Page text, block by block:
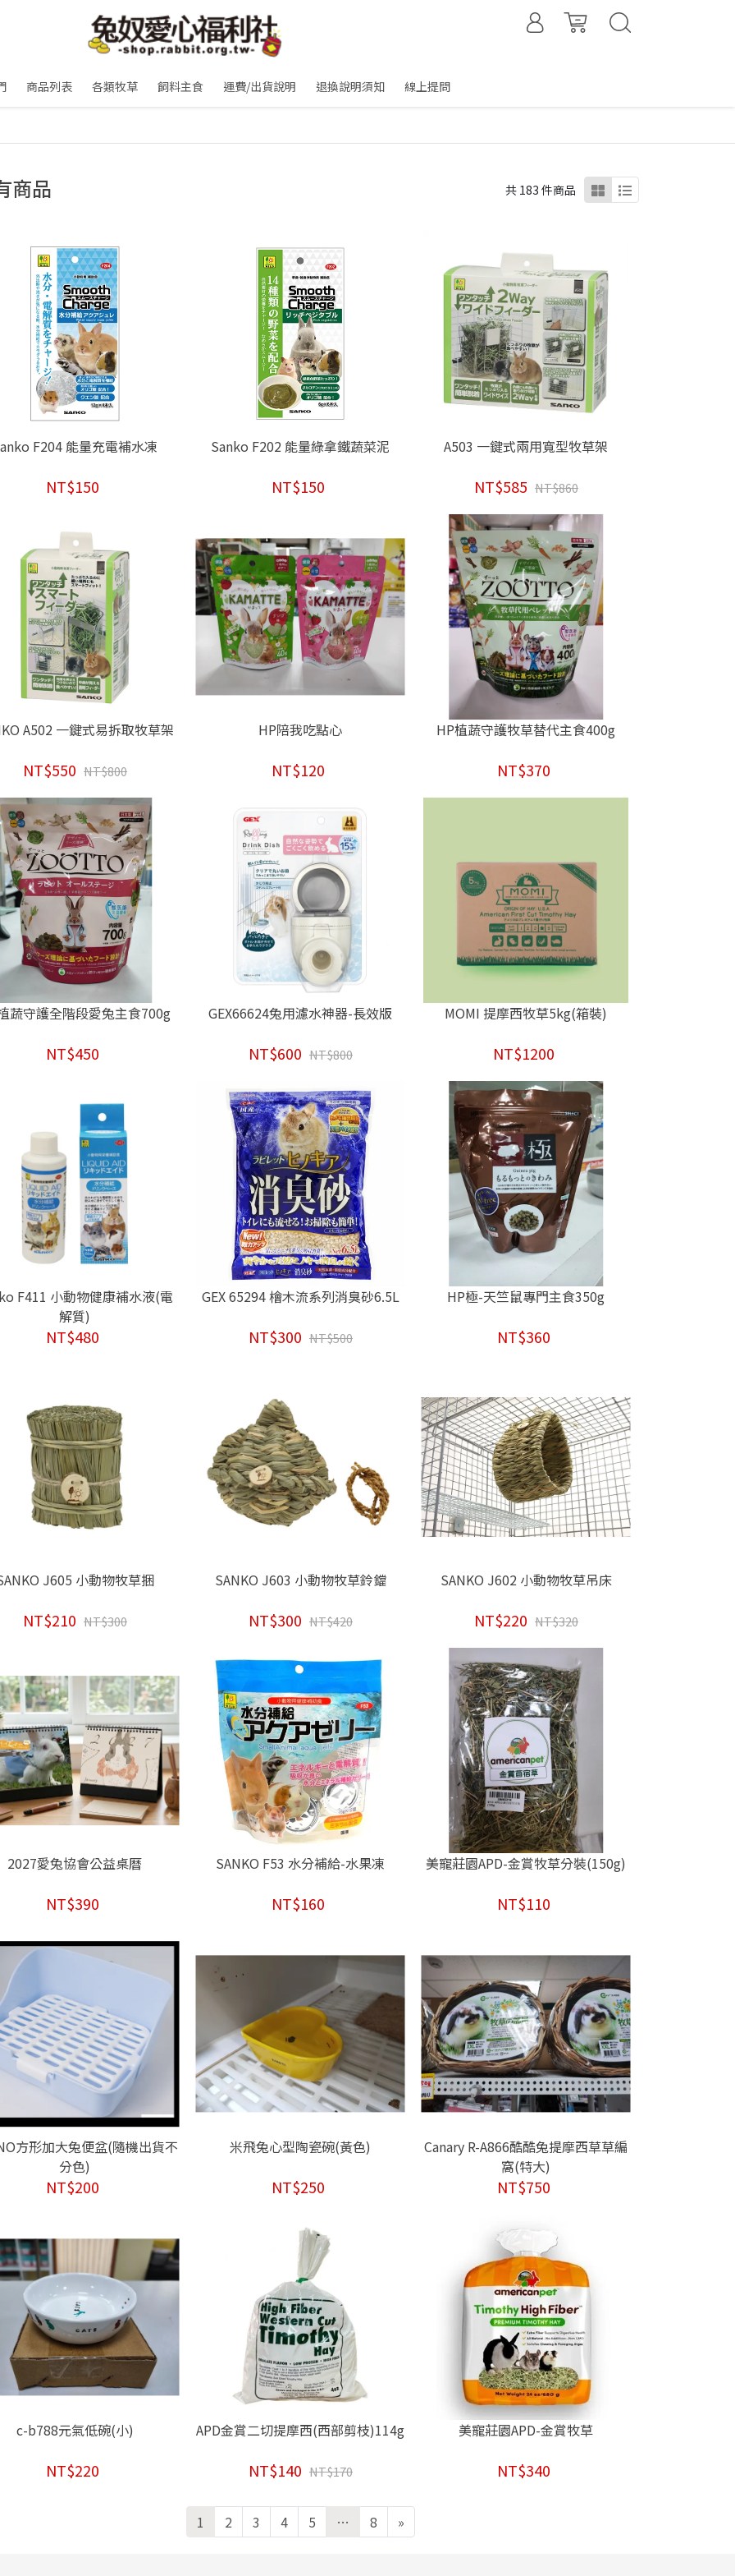
商品列表 各類牧草 飼料主食 運費/出貨說明 退換說明須知 線上提問
商品 共 183 件商品
F204 能量充電補水凍
NT$150
Sanko F202 能量綠拿鐵蔬菜泥
NT$150
A503 一鍵式兩用寬型牧草架
NT$585 NT$860
A502 一鍵式易拆取牧草架
NT$550 NT$800
HP陪我吃點心
NT$120
HP植蔬守護牧草替代主食400g
NT$370
蔬守護全階段愛兔主食700g
NT$450
GEX66624兔用濾水神器-長效版
NT$600 NT$800
MOMI 提摩西牧草5kg(箱裝)
NT$1200
F411 小動物健康補水液(電
解質)
NT$480
GEX 65294 檜木流系列消臭砂6.5L
NT$300 NT$500
HP極-天竺鼠專門主食350g
NT$360
J605 小動物牧草捆
NT$210 NT$300
SANKO J603 小動物牧草鈴鐺
NT$300 NT$420
SANKO J602 小動物牧草吊床
NT$220 NT$320
2027愛兔協會公益桌曆
NT$390
SANKO F53 水分補給-水果凍
NT$160
美寵莊園APD-金賞牧草分裝(150g)
NT$110
方形加大兔便盆(隨機出貨不
分色)
NT$200
米飛兔心型陶瓷碗(黃色)
NT$250
Canary R-A866酷酷兔提摩西草草編
窩(特大)
NT$750
c-b788元氣低碗(小)
NT$220
APD金賞二切提摩西(西部剪枝)114g
NT$140 NT$170
美寵莊園APD-金賞牧草
NT$340
1 2 3 4 5 … 8 »